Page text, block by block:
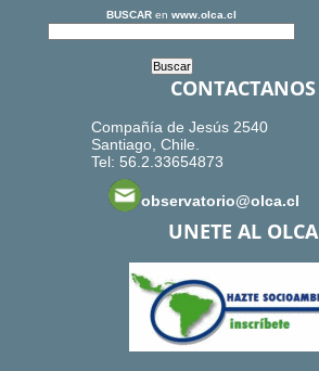
BUSCAR en www.olca.cl
CONTACTANOS
Compañía de Jesús 2540
Santiago, Chile.
Tel: 56.2.33654873
observatorio@olca.cl
UNETE AL OLCA